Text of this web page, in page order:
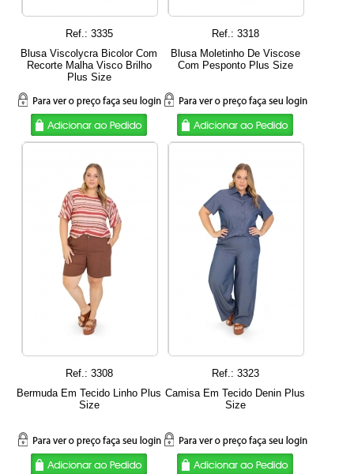
Ref.: 3335
Blusa Viscolycra Bicolor Com
Recorte Malha Visco Brilho
Plus Size
Ref.: 3318
Blusa Moletinho De Viscose
Com Pesponto Plus Size
Ref.: 3308
Bermuda Em Tecido Linho Plus
Size
Ref.: 3323
Camisa Em Tecido Denin Plus
Size